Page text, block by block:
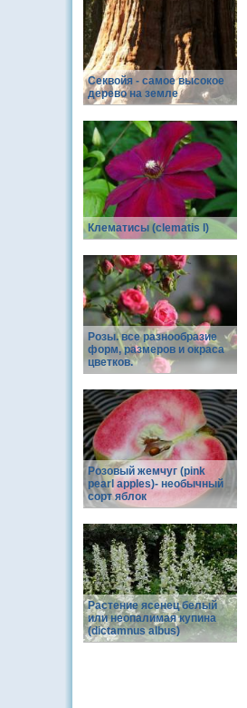
Cеквойя - самое высокое
дерево на земле
Клематисы (clematis l)
Розы. все разнообразие
форм, размеров и окраса
цветков.
Розовый жемчуг (pink
pearl apples)- необычный
сорт яблок
Растение ясенец белый
или неопалимая купина
(dictamnus albus)